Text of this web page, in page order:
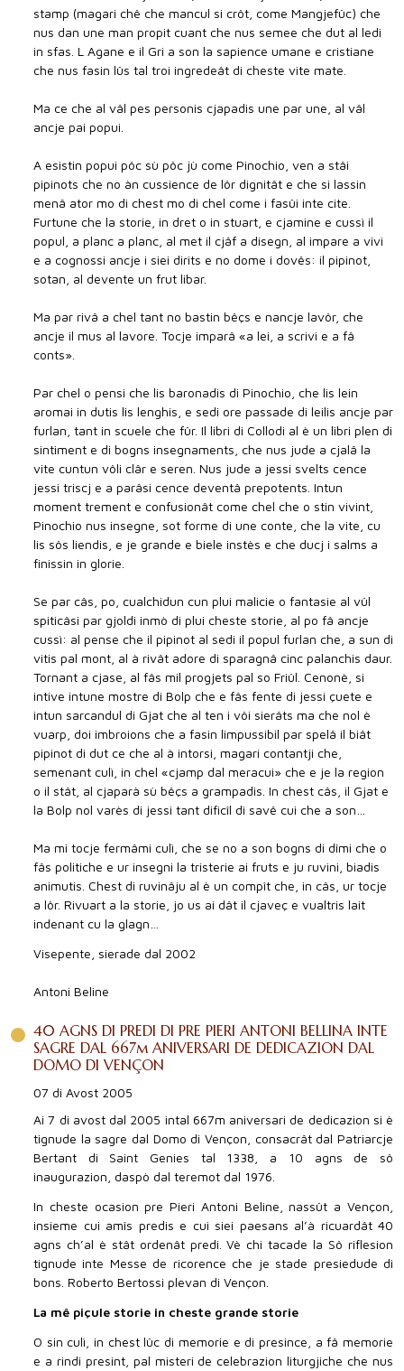
stamp (magari chê che mancul si crôt, come Mangjefûc) che
nus dan une man propit cuant che nus semee che dut al ledi
in sfas. L Agane e il Gri a son la sapience umane e cristiane
che nus fasin lûs tal troi ingredeât di cheste vite mate.
Ma ce che al vâl pes personis cjapadis une par une, al vâl
ancje pai popui.
A esistin popui pôc sù pôc jù come Pinochio, ven a stâi
pipinots che no àn cussience de lôr dignitât e che si lassin
menâ ator mo di chest mo di chel come i fasûi inte cite.
Furtune che la storie, in dret o in stuart, e cjamine e cussì il
popul, a planc a planc, al met il cjâf a disegn, al impare a vivi
e a cognossi ancje i siei dirits e no dome i dovês: il pipinot,
sotan, al devente un frut libar.
Ma par rivâ a chel tant no bastin bêçs e nancje lavôr, che
ancje il mus al lavore. Tocje imparâ «a lei, a scrivi e a fâ
conts».
Par chel o pensi che lis baronadis di Pinochio, che lis lein
aromai in dutis lis lenghis, e sedi ore passade di leilis ancje par
furlan, tant in scuele che fûr. Il libri di Collodi al è un libri plen di
sintiment e di bogns insegnaments, che nus jude a cjalâ la
vite cuntun vôli clâr e seren. Nus jude a jessi svelts cence
jessi triscj e a parâsi cence deventâ prepotents. Intun
moment trement e confusionât come chel che o stin vivint,
Pinochio nus insegne, sot forme di une conte, che la vite, cu
lis sôs liendis, e je grande e biele instès e che ducj i salms a
finissin in glorie.
Se par câs, po, cualchidun cun plui malicie o fantasie al vûl
spiticâsi par gjoldi inmò di plui cheste storie, al po fâ ancje
cussì: al pense che il pipinot al sedi il popul furlan che, a sun di
vitis pal mont, al à rivât adore di sparagnâ cinc palanchis daur.
Tornant a cjase, al fâs mil progjets pal so Friûl. Cenonè, si
intive intune mostre di Bolp che e fâs fente di jessi çuete e
intun sarcandul di Gjat che al ten i vôi sierâts ma che nol è
vuarp, doi imbroions che a fasin limpussibil par spelâ il biât
pipinot di dut ce che al à intorsi, magari contantji che,
semenant culì, in chel «cjamp dal meracui» che e je la region
o il stât, al cjaparà sù bêçs a grampadis. In chest câs, il Gjat e
la Bolp nol varès di jessi tant dificîl di savê cui che a son…
Ma mi tocje fermâmi culì, che se no a son bogns di dîmi che o
fâs politiche e ur insegni la tristerie ai fruts e ju ruvini, biadis
animutis. Chest di ruvinâju al è un compît che, in câs, ur tocje
a lôr. Rivuart a la storie, jo us ai dât il cjaveç e vualtris lait
indenant cu la glagn…
Visepente, sierade dal 2002
Antoni Beline
40 AGNS DI PREDI DI PRE PIERI ANTONI BELLINA INTE
SAGRE DAL 667m ANIVERSARI DE DEDICAZION DAL
DOMO DI VENÇON
07 di Avost 2005
Ai 7 di avost dal 2005 intal 667m aniversari de dedicazion si è
tignude la sagre dal Domo di Vençon, consacrât dal Patriarcje
Bertant di Saint Genies tal 1338, a 10 agns de sô
inaugurazion, daspò dal teremot dal 1976.
In cheste ocasion pre Pieri Antoni Beline, nassût a Vençon,
insieme cui amîs predis e cui siei paesans al’à ricuardât 40
agns ch’al è stât ordenât predi. Vè chi tacade la Sô riflesion
tignude inte Messe de ricorence che je stade presiedude di
bons. Roberto Bertossi plevan di Vençon.
La mê piçule storie in cheste grande storie
O sin culì, in chest lûc di memorie e di presince, a fâ memorie
e a rindi presint, pal misteri de celebrazion liturgjiche che nus